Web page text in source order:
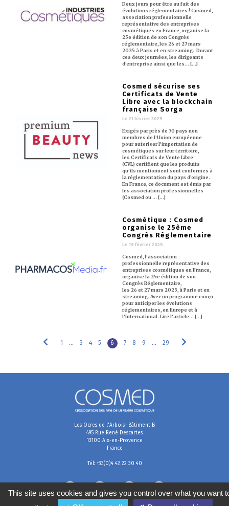
Deux jours pour être au fait des
évolutions réglementaires ! Cosmed,
association professionnelle
représentative des entreprises
cosmétiques en France, organise la
25e édition de son Congrès
réglementaire, les 26 et 27 mars
2025 à Paris et en streaming. Durant
ces deux journées, les dirigeants
d’entreprise ainsi que les… [...]
Cosmed sécurise ses
Certificats de Vente
Libre avec la blockchain
française Sorga
Le 21 février 2025
Exigés par près de 70 pays non
membres de l’Union européenne
pour autoriser l’importation de
cosmétiques sur leur territoire,
les Certificats de Vente Libre
(CVL) certifient que les produits
qu’ils mentionnent sont conformes à
la réglementation du pays d’origine.
En France, ce document est émis par
les association professionnelles
(Cosmed ou … [...]
Cosmétique : Cosmed
organise le 25ème
Congrès Réglementaire
Le 19 février 2025
Cosmed, l’association
professionnelle représentative des
entreprises cosmétiques en France,
organise la 25e édition de son
Congrès Réglementaire,
les 26 et 27 mars 2025, à Paris et en
streaming. Avec un programme conçu
pour anticiper les évolutions
réglementaires, en Europe et à
l’International. Lire l’article… [...]
1 … 3 4 5 6 7 8 9 … 29
Les Ocres de l'Arbois- Bâtiment B
495 Rue René Descartes
13100 Aix-en-Provence
France
Tél: +33(0)4 42 22 30 40
This site uses cookies and gives you control over what you want